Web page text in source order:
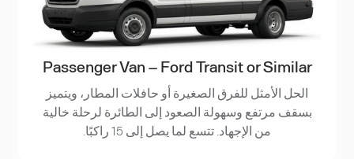
Passenger Van – Ford Transit or Similar
الحل الأمثل للفرق الصغيرة أو حافلات المطار، ويتميز
بسقف مرتفع وسهولة الصعود إلى الطائرة لرحلة خالية
من الإجهاد. تتسع لما يصل إلى 15 راكبًا.